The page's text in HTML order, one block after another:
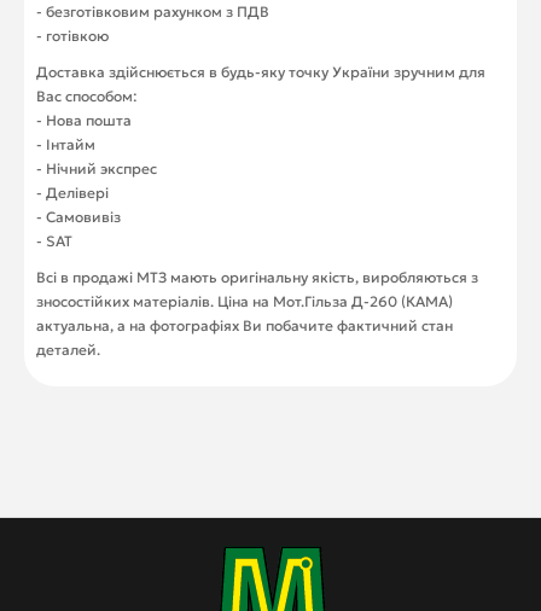
- безготівковим рахунком з ПДВ
- готівкою
Доставка здійснюється в будь-яку точку України зручним для
Вас способом:
- Нова пошта
- Інтайм
- Нічний экспрес
- Делівері
- Самовивіз
- SAT
Всі в продажі МТЗ мають оригінальну якість, виробляються з
зносостійких матеріалів. Ціна на Мот.Гільза Д-260 (КАМА)
актуальна, а на фотографіях Ви побачите фактичний стан
деталей.